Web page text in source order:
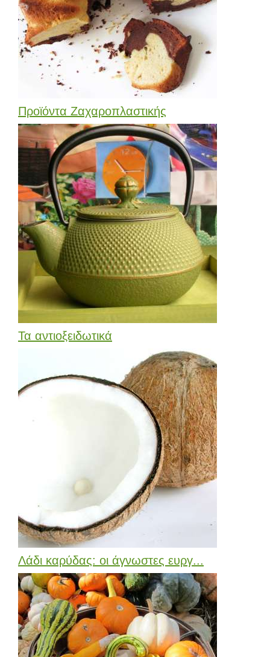
Προϊόντα Ζαχαροπλαστικής
Τα αντιοξειδωτικά
Λάδι καρύδας: οι άγνωστες ευργ...